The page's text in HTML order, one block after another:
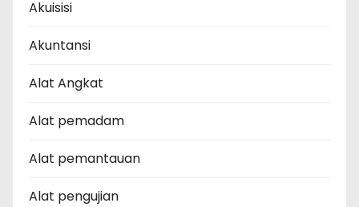
Akuisisi
Akuntansi
Alat Angkat
Alat pemadam
Alat pemantauan
Alat pengujian